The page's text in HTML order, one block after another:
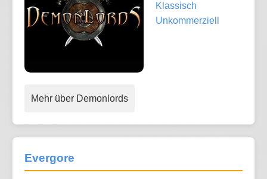
Klassisch
Unkommerziell
Mehr über Demonlords
Evergore